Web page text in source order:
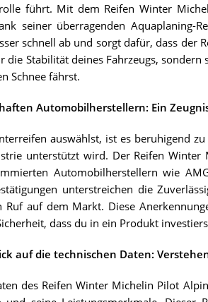
führt. Mit dem Reifen Winter
seiner überragenden Aquaplaning-
schnell ab und sorgt dafür, dass der
die Stabilität deines Fahrzeugs,
Schnee fährst.
Automobilherstellern: Ein
auswählst, ist es beruhigend
unterstützt wird. Der Reifen
Automobilherstellern wie
unterstreichen die
Ruf auf dem Markt. Diese
dass du in ein Produkt
auf die technischen Daten:
des Reifen Winter Michelin Pilot